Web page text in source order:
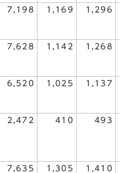
7,198 1,169 1,296
7,628 1,142 1,268
6,520 1,025 1,137
2,472 410 493
7,635 1,305 1,410